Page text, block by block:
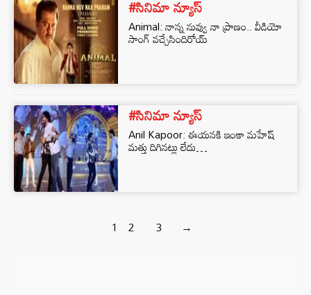
#సినిమా న్యూస్
Animal: నాన్న నువ్వు నా ప్రాణం.. వీడియో
సాంగ్ వచ్చేసిందిరోయ్
#సినిమా న్యూస్
Anil Kapoor: ఈయనకి ఇంకా మహేష్
మత్తు దిగినట్లు లేదు…
1 2 3 →